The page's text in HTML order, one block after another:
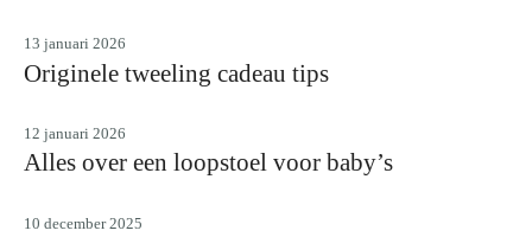
13 januari 2026
Originele tweeling cadeau tips
12 januari 2026
Alles over een loopstoel voor baby’s
10 december 2025